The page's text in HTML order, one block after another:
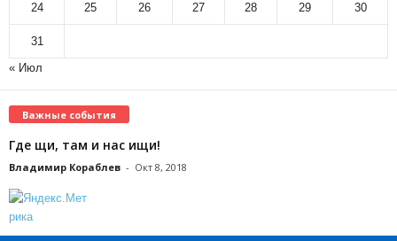
24 25 26 27 28 29 30
31
« Июл
Важные события
Где щи, там и нас ищи!
Владимир Кораблев - Окт 8, 2018